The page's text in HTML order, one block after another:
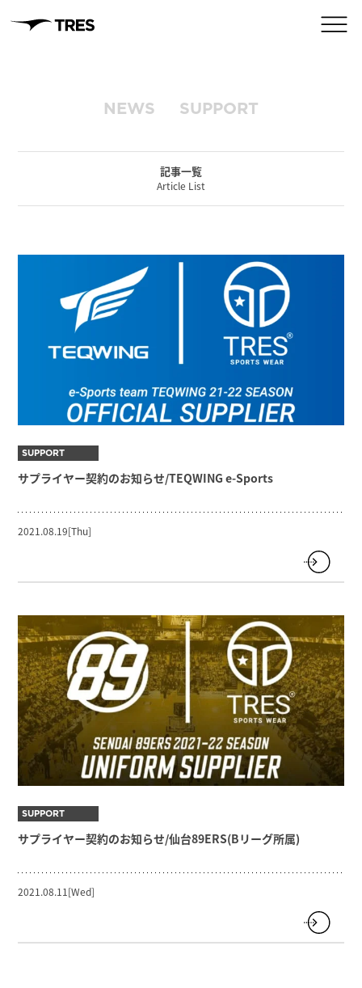
NEWS SUPPORT
記事一覧
Article List
SUPPORT
サプライヤー契約のお知らせ/TEQWING e-Sports
2021.08.19[Thu]
SUPPORT
サプライヤー契約のお知らせ/仙台89ERS(Bリーグ所属)
2021.08.11[Wed]